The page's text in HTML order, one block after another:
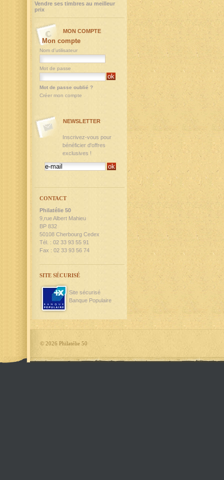
Vendre ses timbres au meilleur
prix
MON COMPTE
Mon compte
Nom d'utilisateur
Mot de passe
Mot de passe oublié ?
Créer mon compte
NEWSLETTER
Inscrivez-vous pour
bénéficier d'offres
exclusives !
CONTACT
Philatélie 50
9,rue Albert Mahieu
BP 832
50108 Cherbourg Cedex
Tél. : 02 33 93 55 91
Fax : 02 33 93 56 74
SITE SÉCURISÉ
Site sécurisé
Banque Populaire
© 2026 Philatélie 50